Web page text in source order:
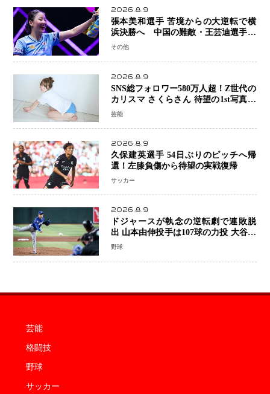
2026.8.9
張本美和選手 苦境からの大逆転で横
浜決勝へ 中国の難敵・王芸迪選手を
撃破「ここからまた行くぞ」兄・智和
その他
2026.8.9
SNS総フォロワー580万人超！Z世代の
カリスマ さくらさん 待望の1st写真集
が11月5日発売決定 沖縄で“今しか残
芸能
2026.8.9
久保建英選手 54日ぶりのピッチへ帰
還！左膝負傷から待望の実戦復帰
サッカー
2026.8.9
ドジャースが執念の逆転劇で連敗脱
出 山本由伸投手は107球の力投 大谷翔
平選手が延長10回に勝利を呼び込む一
野球
芸能
格闘技
野球
サッカー